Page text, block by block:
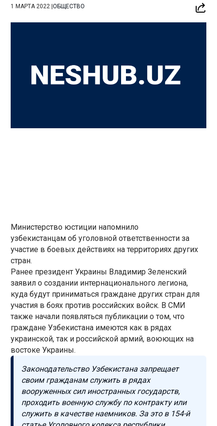
1 МАРТА 2022 |ОБЩЕСТВО
Министерство юстиции напомнило
узбекистанцам об уголовной ответственности за
участие в боевых действиях на территориях других
стран.
Ранее президент Украины Владимир Зеленский
заявил о создании интернационального легиона,
куда будут приниматься граждане других стран для
участия в боях против российских войск. В СМИ
также начали появляться публикации о том, что
граждане Узбекистана имеются как в рядах
украинской, так и российской армий, воюющих на
востоке Украины.
Законодательство Узбекистана запрещает
своим гражданам служить в рядах
вооруженных сил иностранных государств,
проходить военную службу по контракту или
служить в качестве наемников. За это в 154-й